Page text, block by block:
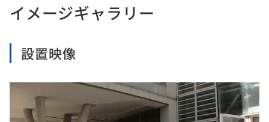
イメージギャラリー
設置映像